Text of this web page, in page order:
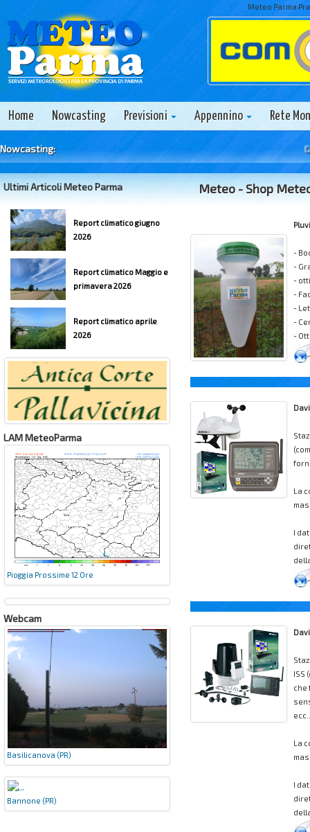
Meteo Parma
Home Nowcasting Previsioni Appennino Rete
Nowcasting:
Ultimi Articoli Meteo Parma
Report climatico giugno
2026
Report climatico Maggio e
primavera 2026
Report climatico aprile
2026
LAM MeteoParma
Pioggia Prossime 12 Ore
Webcam
Basilicanova (PR)
Bannone (PR)
Meteo - Shop
-
-
-
-
-
-
-
La
I
ISS
che
La
I